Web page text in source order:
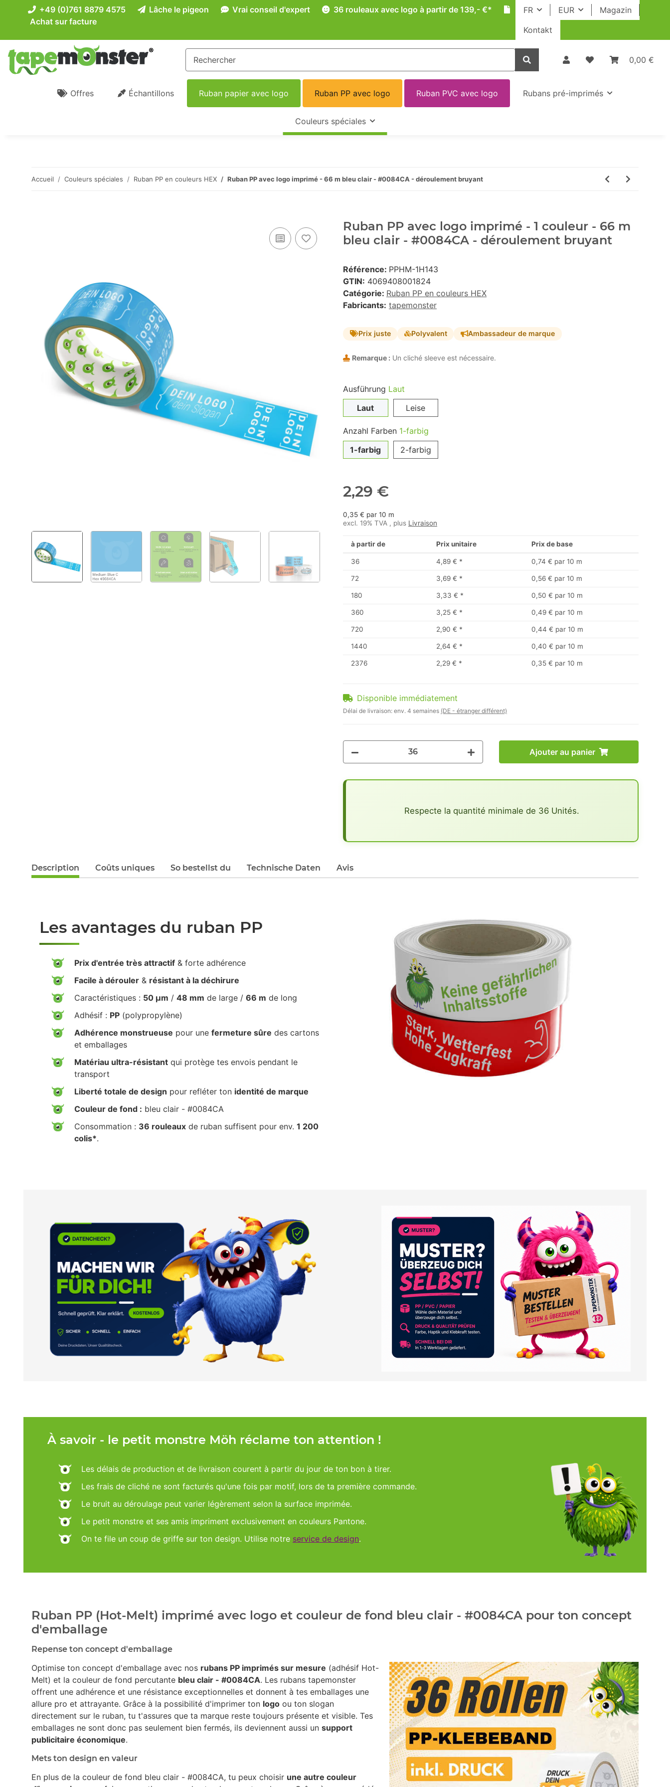
FR EUR
Magazin
Kontakt
+49 (0)761 8879 4575 Lâche le pigeon Vrai conseil d'expert
36 rouleaux avec logo à partir de 139,- €*
Achat sur facture
0,00 €
Offres Échantillons Ruban papier avec logo Ruban PP avec logo Ruban PVC avec logo Rubans pré-imprimés
Couleurs spéciales
Accueil Couleurs spéciales Ruban PP en couleurs HEX Ruban PP avec logo imprimé - 66 m bleu clair - #0084CA - déroulement bruyant
Ruban PP avec logo imprimé - 1 couleur - 66 m
bleu clair - #0084CA - déroulement bruyant
Référence: PPHM-1H143
GTIN: 4069408001824
Catégorie: Ruban PP en couleurs HEX
Fabricants: tapemonster
Prix juste Polyvalent Ambassadeur de marque
Remarque : Un cliché sleeve est nécessaire.
Ausführung Laut
Laut
Leise
Anzahl Farben 1-farbig
1-farbig
2-farbig
2,29 €
0,35 € par 10 m
excl. 19% TVA , plus Livraison
à partir de Prix unitaire Prix de base
36 4,89 € * 0,74 € par 10 m
72 3,69 € * 0,56 € par 10 m
180 3,33 € * 0,50 € par 10 m
360 3,25 € * 0,49 € par 10 m
720 2,90 € * 0,44 € par 10 m
1440 2,64 € * 0,40 € par 10 m
2376 2,29 € * 0,35 € par 10 m
Disponible immédiatement
Délai de livraison: env. 4 semaines (DE - étranger différent)
Ajouter au panier
Respecte la quantité minimale de 36 Unités.
Description Coûts uniques So bestellst du Technische Daten Avis
Les avantages du ruban PP
Prix d'entrée très attractif & forte adhérence
Facile à dérouler & résistant à la déchirure
Caractéristiques : 50 µm / 48 mm de large / 66 m de long
Adhésif : PP (polypropylène)
Adhérence monstrueuse pour une fermeture sûre des cartons
et emballages
Matériau ultra-résistant qui protège tes envois pendant le
transport
Liberté totale de design pour refléter ton identité de marque
Couleur de fond : bleu clair - #0084CA
Consommation : 36 rouleaux de ruban suffisent pour env. 1 200
colis*.
À savoir - le petit monstre Möh réclame ton attention !
Les délais de production et de livraison courent à partir du jour de ton bon à tirer.
Les frais de cliché ne sont facturés qu'une fois par motif, lors de ta première commande.
Le bruit au déroulage peut varier légèrement selon la surface imprimée.
Le petit monstre et ses amis impriment exclusivement en couleurs Pantone.
On te file un coup de griffe sur ton design. Utilise notre service de design.
Ruban PP (Hot-Melt) imprimé avec logo et couleur de fond bleu clair - #0084CA pour ton concept
d'emballage
Repense ton concept d'emballage
Optimise ton concept d'emballage avec nos rubans PP imprimés sur mesure (adhésif Hot-
Melt) et la couleur de fond percutante bleu clair - #0084CA. Les rubans tapemonster
offrent une adhérence et une résistance exceptionnelles et donnent à tes emballages une
allure pro et attrayante. Grâce à la possibilité d'imprimer ton logo ou ton slogan
directement sur le ruban, tu t'assures que ta marque reste toujours présente et visible. Tes
emballages ne sont donc pas seulement bien fermés, ils deviennent aussi un support
publicitaire économique.
Mets ton design en valeur
En plus de la couleur de fond bleu clair - #0084CA, tu peux choisir une autre couleur